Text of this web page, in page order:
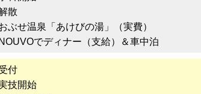
散
せ温泉「あけびの湯」（実費）
でディナー（支給）＆車中泊
付
技開始